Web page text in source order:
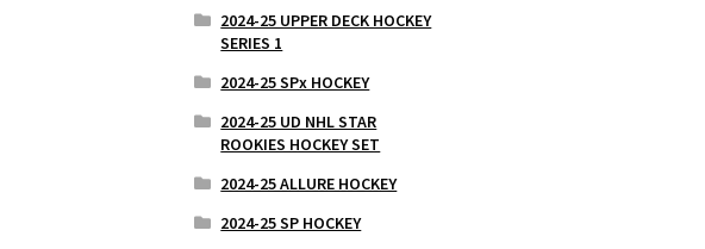
2024-25 UPPER DECK HOCKEY
SERIES 1
2024-25 SPx HOCKEY
2024-25 UD NHL STAR
ROOKIES HOCKEY SET
2024-25 ALLURE HOCKEY
2024-25 SP HOCKEY